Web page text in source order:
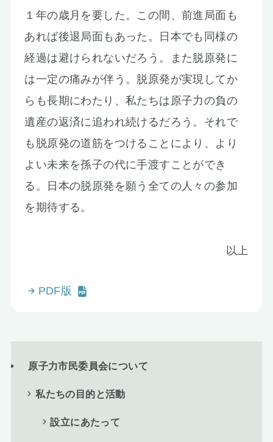
１年の歳月を要した。この間、前進局面も
あれば後退局面もあった。日本でも同様の
経過は避けられないだろう。また脱原発に
は一定の痛みが伴う。脱原発が実現してか
らも長期にわたり、私たちは原子力の負の
遺産の返済に追われ続けるだろう。それで
も脱原発の道筋をつけることにより、より
よい未来を孫子の代に手渡すことができ
る。日本の脱原発を願う全ての人々の参加
を期待する。
以上
PDF版
原子力市民委員会について
私たちの目的と活動
設立にあたって